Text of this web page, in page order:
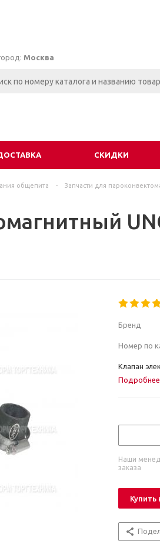
Москва
СКИДКИ
общепита - Запчасти для
Бренд
Номер по
Клапан
Подробнее
Наши
заказа
Купить